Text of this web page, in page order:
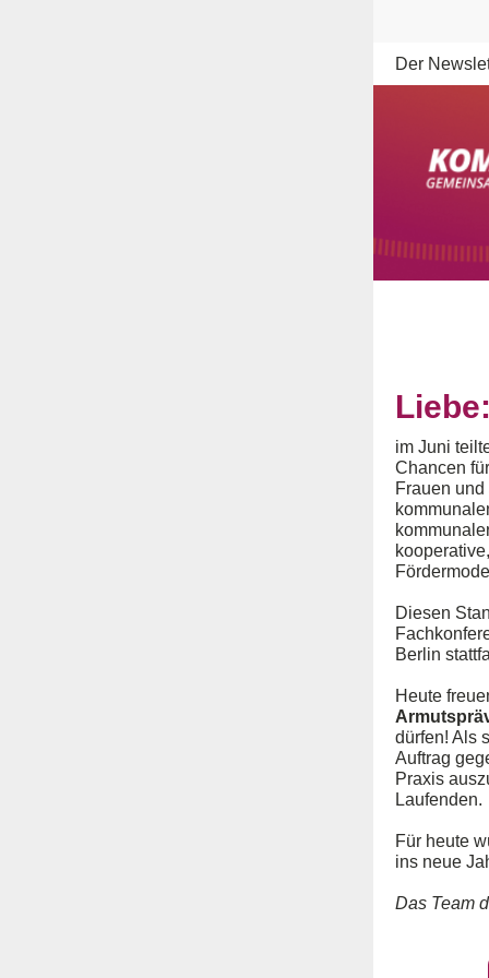
Der
im Juni
Chancen
Frauen
Diesen
Berlin
Heute
dürfen! Als
Auftrag
Praxis
Laufenden.
Für heute
ins neue
Das Team